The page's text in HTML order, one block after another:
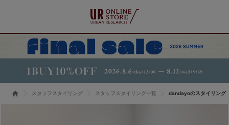
スタッフスタイリング スタッフスタイリング一覧 dandayoのスタイリング